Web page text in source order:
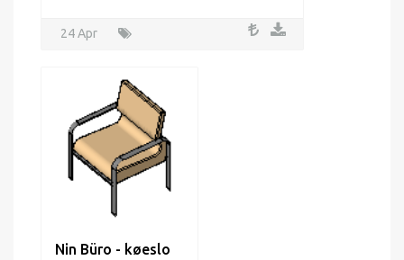
24 Apr
Nin Büro - køeslo